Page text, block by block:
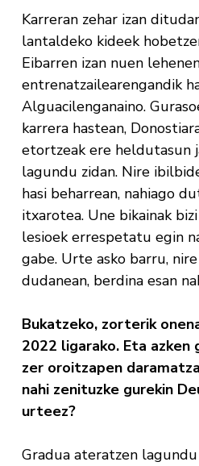
Karreran zehar izan
lantaldeko kideek
Eibarren izan nuen
entrenatzailearengandik
Alguacilenganaino.
karrera hastean,
etortzeak ere heldutasun
lagundu zidan. Nire
hasi beharrean, nahiago
itxarotea. Une bikainak
lesioek errespetatu egin
gabe. Urte asko barru,
dudanean, berdina esan
Bukatzeko, zorterik
2022 ligarako. Eta azken
zer oroitzapen
nahi zenituzke gurekin
urteez?
Gradua ateratzen